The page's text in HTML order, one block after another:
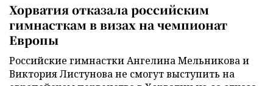
Хорватия отказала российским
гимнасткам в визах на чемпионат
Европы
Российские гимнастки Ангелина Мельникова и
Виктория Листунова не смогут выступить на